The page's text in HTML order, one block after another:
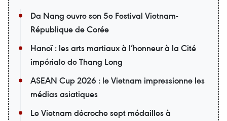
Da Nang ouvre son 5e Festival Vietnam-
République de Corée
Hanoï : les arts martiaux à l’honneur à la Cité
impériale de Thang Long
ASEAN Cup 2026 : le Vietnam impressionne les
médias asiatiques
Le Vietnam décroche sept médailles à